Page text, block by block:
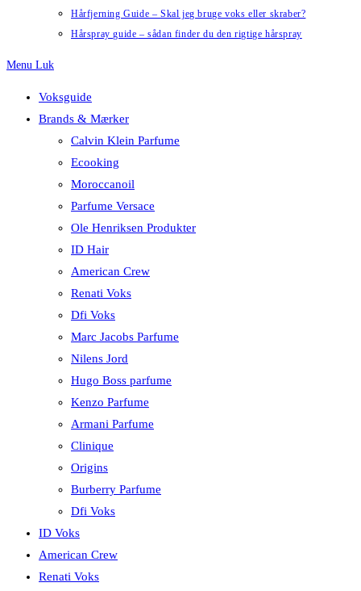
Hårfjerning Guide – Skal jeg bruge voks eller skraber?
Hårspray guide – sådan finder du den rigtige hårspray
Menu Luk
Voksguide
Brands & Mærker
Calvin Klein Parfume
Ecooking
Moroccanoil
Parfume Versace
Ole Henriksen Produkter
ID Hair
American Crew
Renati Voks
Dfi Voks
Marc Jacobs Parfume
Nilens Jord
Hugo Boss parfume
Kenzo Parfume
Armani Parfume
Clinique
Origins
Burberry Parfume
Dfi Voks
ID Voks
American Crew
Renati Voks